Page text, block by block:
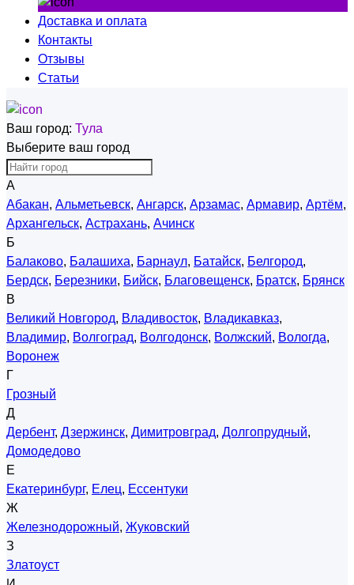
Доставка и оплата
Контакты
Отзывы
Статьи
Ваш город: Тула
Выберите ваш город
А
Абакан, Альметьевск, Ангарск, Арзамас, Армавир, Артём,
Архангельск, Астрахань, Ачинск
Б
Балаково, Балашиха, Барнаул, Батайск, Белгород,
Бердск, Березники, Бийск, Благовещенск, Братск, Брянск
В
Великий Новгород, Владивосток, Владикавказ,
Владимир, Волгоград, Волгодонск, Волжский, Вологда,
Воронеж
Г
Грозный
Д
Дербент, Дзержинск, Димитровград, Долгопрудный,
Домодедово
Е
Екатеринбург, Елец, Ессентуки
Ж
Железнодорожный, Жуковский
З
Златоуст